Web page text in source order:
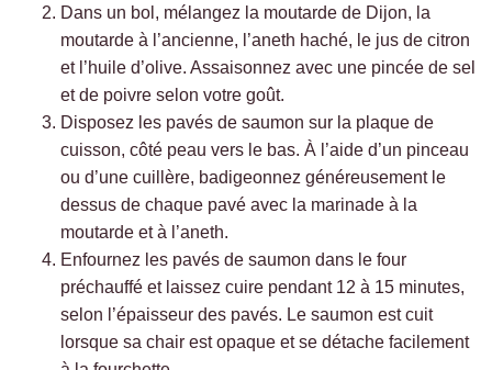
Dans un bol, mélangez la moutarde de Dijon, la
moutarde à l’ancienne, l’aneth haché, le jus de citron
et l’huile d’olive. Assaisonnez avec une pincée de sel
et de poivre selon votre goût.
Disposez les pavés de saumon sur la plaque de
cuisson, côté peau vers le bas. À l’aide d’un pinceau
ou d’une cuillère, badigeonnez généreusement le
dessus de chaque pavé avec la marinade à la
moutarde et à l’aneth.
Enfournez les pavés de saumon dans le four
préchauffé et laissez cuire pendant 12 à 15 minutes,
selon l’épaisseur des pavés. Le saumon est cuit
lorsque sa chair est opaque et se détache facilement